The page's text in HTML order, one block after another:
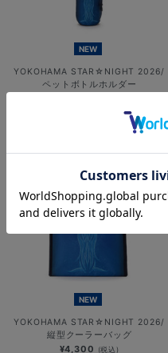
NEW
YOKOHAMA STAR☆NIGHT 2026/
ペットボトルホルダー
NEW
YOKOHAMA STAR☆NIGHT 2026/
縦型クーラーバッグ
¥4,300 (税込)